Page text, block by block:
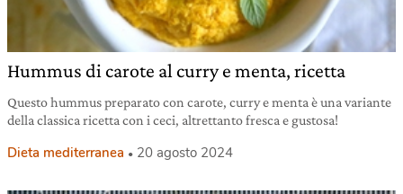
Hummus di carote al curry e menta, ricetta
Questo hummus preparato con carote, curry e menta è una variante
della classica ricetta con i ceci, altrettanto fresca e gustosa!
Dieta mediterranea 20 agosto 2024